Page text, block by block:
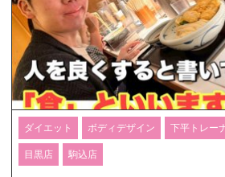
ダイエット ボディデザイン 下平トレー
目黒店 駒込店